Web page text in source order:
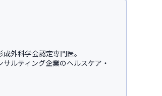
外科学会認定専門医。
ルティング企業のヘルスケア・
容医療を主とした